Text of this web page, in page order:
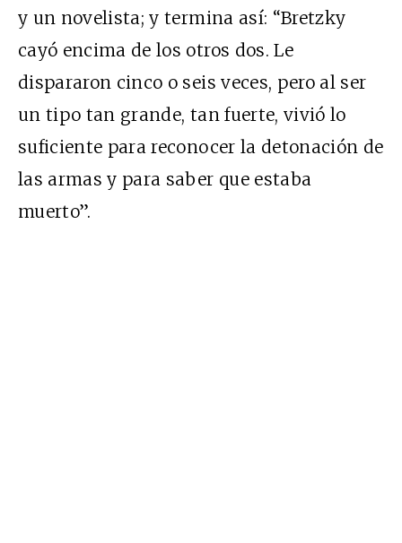
y un novelista; y termina así: “Bretzky
cayó encima de los otros dos. Le
dispararon cinco o seis veces, pero al ser
un tipo tan grande, tan fuerte, vivió lo
suficiente para reconocer la detonación de
las armas y para saber que estaba
muerto”.